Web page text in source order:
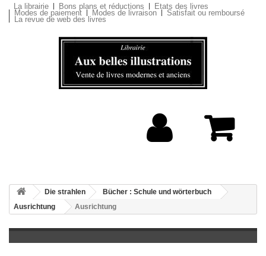
La librairie Bons plans et réductions Etats des livres
Modes de paiement Modes de livraison Satisfait ou remboursé
La revue de web des livres
Die strahlen
Bücher : Schule und wörterbuch
Ausrichtung
Ausrichtung